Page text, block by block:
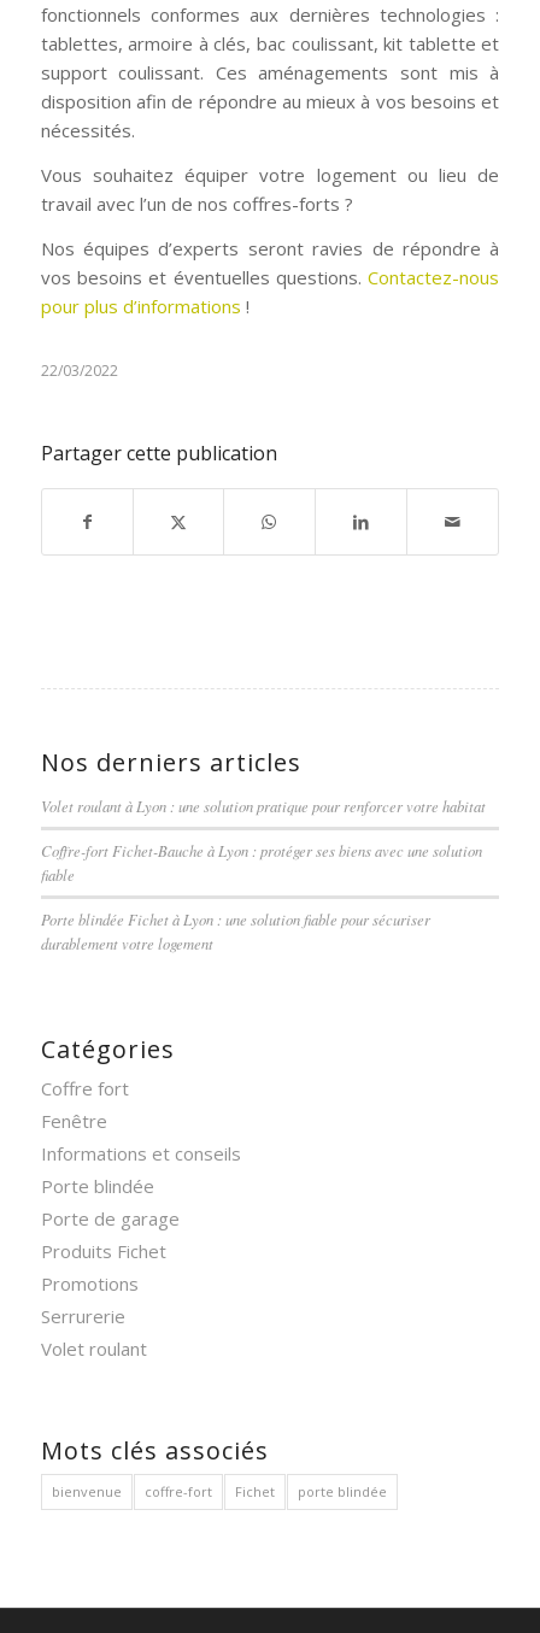
fonctionnels conformes aux dernières technologies :
tablettes, armoire à clés, bac coulissant, kit tablette et
support coulissant. Ces aménagements sont mis à
disposition afin de répondre au mieux à vos besoins et
nécessités.
Vous souhaitez équiper votre logement ou lieu de
travail avec l’un de nos coffres-forts ?
Nos équipes d’experts seront ravies de répondre à
vos besoins et éventuelles questions.Contactez-nous
pour plus d’informations !
22/03/2022
Partager cette publication
Nos derniers articles
Volet roulant à Lyon : une solution pratique pour renforcer votre habitat
Coffre-fort Fichet-Bauche à Lyon : protéger ses biens avec une solution
fiable
Porte blindée Fichet à Lyon : une solution fiable pour sécuriser
durablement votre logement
Catégories
Coffre fort
Fenêtre
Informations et conseils
Porte blindée
Porte de garage
Produits Fichet
Promotions
Serrurerie
Volet roulant
Mots clés associés
bienvenue coffre-fort Fichet porte blindée